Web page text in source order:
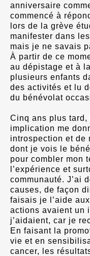
anniversaire
commencé à
lors de la grève
manifester dans
mais je ne savais
À partir de ce
au dépistage et à
plusieurs enfants
des activités et lu
du bénévolat
Cinq ans plus tard,
implication me
introspection et de
dont je vois le
pour combler mon
l’expérience et
communauté. J’ai
causes, de façon
faisais je l’aide
actions avaient un
j’aidaient, car je
En faisant la
vie et en
cancer, les